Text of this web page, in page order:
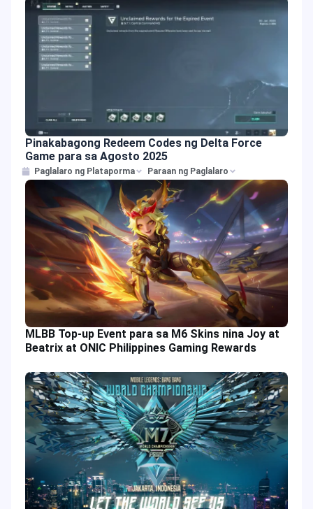
Pinakabagong Redeem Codes ng Delta Force
Game para sa Agosto 2025
Paglalaro ng Plataporma Paraan ng Paglalaro
MLBB Top-up Event para sa M6 Skins nina Joy at
Beatrix at ONIC Philippines Gaming Rewards